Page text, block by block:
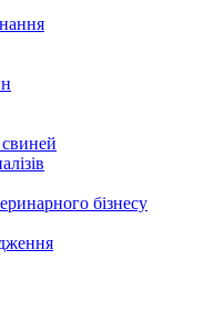
бізнесу